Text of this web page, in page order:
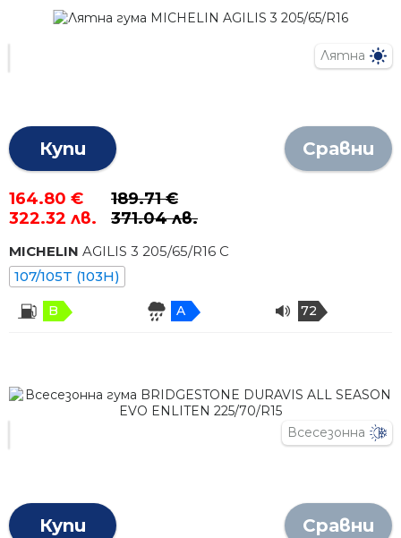
Лятна
Купи Сравни
164.80 €
322.32 лв.
189.71 €
371.04 лв.
MICHELIN AGILIS 3 205/65/R16 C
107/105T (103H)
B A 72
Всесезонна
Купи Сравни